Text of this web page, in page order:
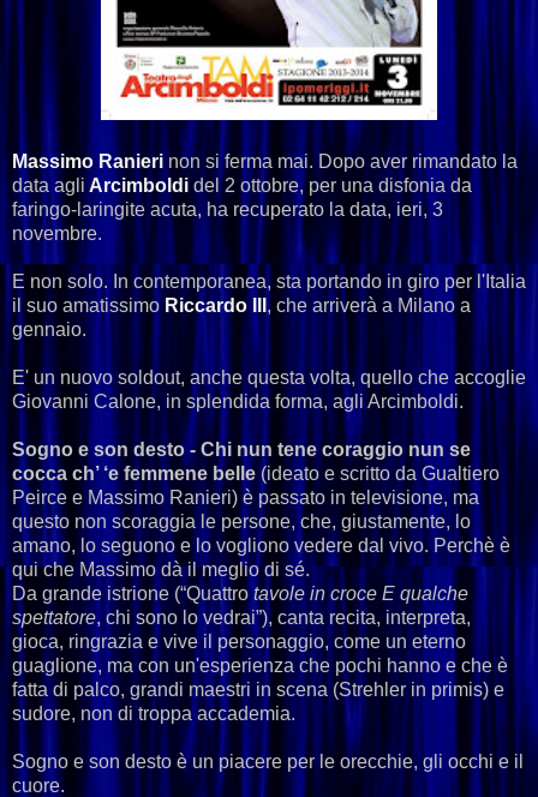
Massimo Ranieri non si ferma mai. Dopo aver rimandato la
data agli Arcimboldi del 2 ottobre, per una disfonia da
faringo-laringite acuta, ha recuperato la data, ieri, 3
novembre.
E non solo. In contemporanea, sta portando in giro per l'Italia
il suo amatissimo Riccardo III , che arriverà a Milano a
gennaio.
E' un nuovo soldout, anche questa volta, quello che accoglie
Giovanni Calone, in splendida forma, agli Arcimboldi.
Sogno e son desto - Chi nun tene coraggio nun se
cocca ch’ ‘e femmene belle (ideato e scritto da Gualtiero
Peirce e Massimo Ranieri) è passato in televisione, ma
questo non scoraggia le persone, che, giustamente, lo
amano, lo seguono e lo vogliono vedere dal vivo. Perchè è
qui che Massimo dà il meglio di sé.
Da grande istrione (“Quattro tavole in croce E qualche
spettatore, chi sono lo vedrai”), canta recita, interpreta,
gioca, ringrazia e vive il personaggio, come un eterno
guaglione, ma con un'esperienza che pochi hanno e che è
fatta di palco, grandi maestri in scena (Strehler in primis) e
sudore, non di troppa accademia.
Sogno e son desto è un piacere per le orecchie, gli occhi e il
cuore.